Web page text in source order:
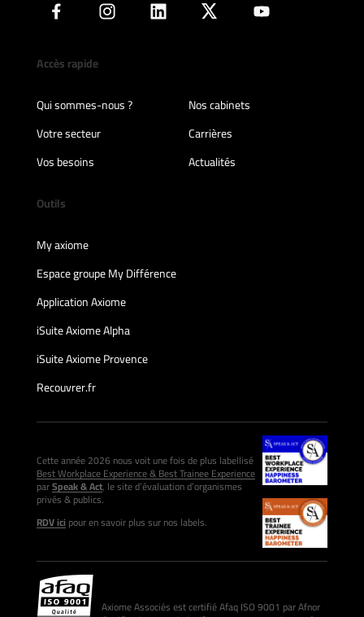
Accès rapide
Qui sommes-nous ?
Nos cabinets
Votre secteur
Carrières
Vos besoins
Actualités
Outils
My axiome
Espace groupe My Différence
Application Axiome
iSuite Axiome Alpha
iSuite Axiome Provence
Recouvrer.fr
Cette année 2026 nous voit une fois de plus labellisé
Best Workplace Experience & Best Trainee Experience
parSpeak & Act, le site d’évaluation d’organismes
privés & publics.
RDV icipour en savoir plus sur nos labels.
Axiome Associés est certifié Afaq ISO 9001 par Afnor